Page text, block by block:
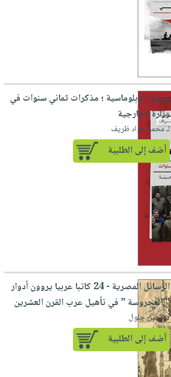
صمود الدبلوماسية ؛ مذكرات ثماني سنوات في
وزارة الخارجية
لـ محمد جواد ظريف
أضف إلى الطلبية
الرسائل المصرية - 24 كاتبا عربيا يروون أدوار
" المحروسة " في تأهيل عرب القرن العشرين
لـ فيصل جلول
أضف إلى الطلبية